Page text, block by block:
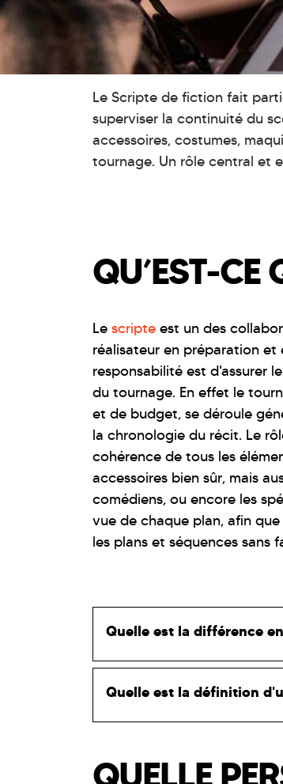
Le Scripte de fiction fait
superviser la continuité du
accessoires, costumes,
tournage. Un rôle central et
QU’EST-CE
Le scripte est un des
réalisateur en préparation et
responsabilité est d'assurer
du tournage. En effet le
et de budget, se déroule
la chronologie du récit. Le
cohérence de tous les
accessoires bien sûr, mais
comédiens, ou encore les
vue de chaque plan, afin
les plans et séquences sans
Quelle est la différence
Quelle est la définition